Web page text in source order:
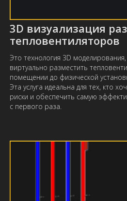
3D визуализация
тепловентиляторов
Это технология 3D
виртуально разместить
помещении до физической
Эта услуга идеальна для тех, кто
риски и обеспечить самую
с первого раза.